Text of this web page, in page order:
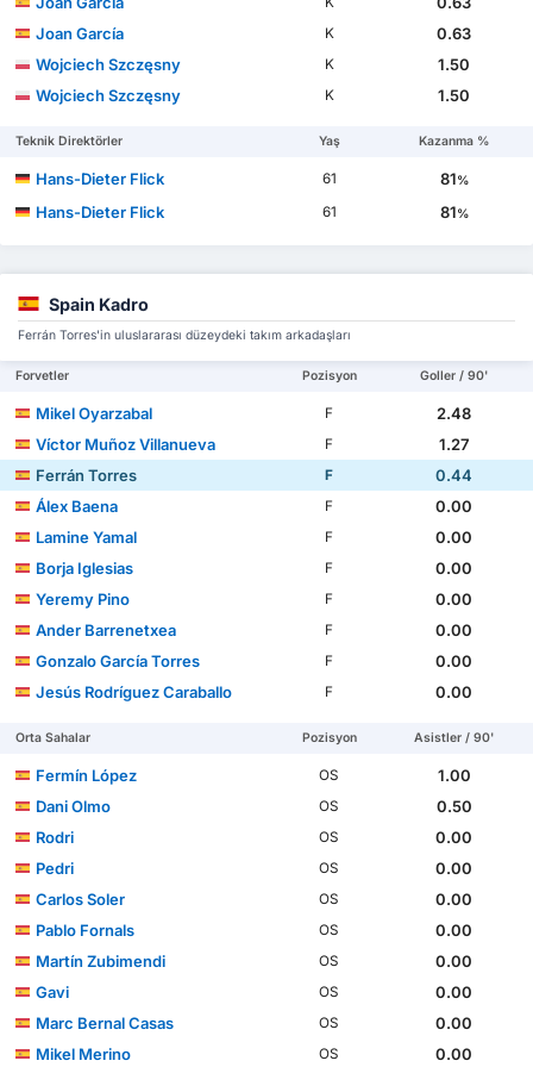
Joan García
K
0.63
Wojciech Szczęsny
K
1.50
Wojciech Szczęsny
K 1.50
Teknik Direktörler Yaş Kazanma %
Hans-Dieter Flick 61 81%
Hans-Dieter Flick 61 81%
Spain Kadro
Ferrán Torres'in uluslararası düzeydeki takım arkadaşları
Forvetler Pozisyon Goller / 90'
Mikel Oyarzabal F
2.48
Víctor Muñoz Villanueva
F
1.27
Ferrán Torres
F
0.44
Álex Baena
F
0.00
Lamine Yamal
F
0.00
Borja Iglesias
F
0.00
Yeremy Pino
F
0.00
Ander Barrenetxea
F
0.00
Gonzalo García Torres
F
0.00
Jesús Rodríguez Caraballo
F 0.00
Orta Sahalar Pozisyon Asistler / 90'
Fermín López OS
1.00
Dani Olmo
OS
0.50
Rodri
OS
0.00
Pedri
OS
0.00
Carlos Soler
OS
0.00
Pablo Fornals
OS
0.00
Martín Zubimendi
OS
0.00
Gavi
OS
0.00
Marc Bernal Casas
OS
0.00
Mikel Merino
OS 0.00